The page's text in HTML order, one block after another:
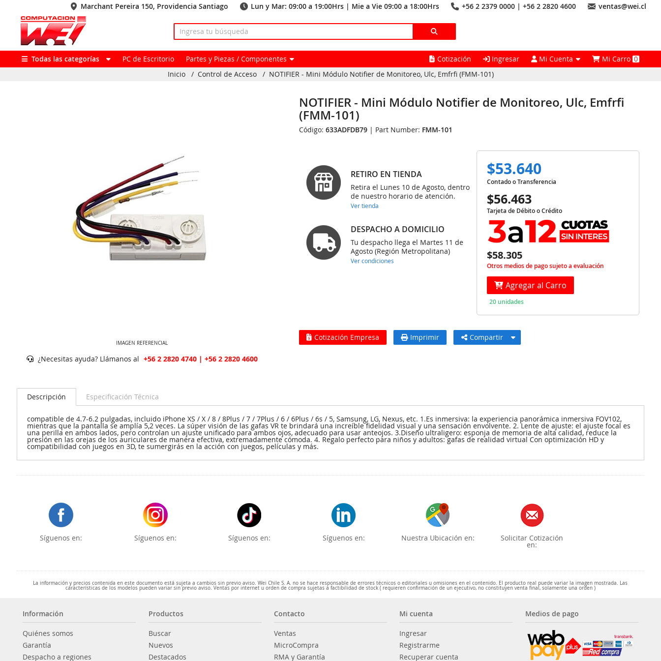
Marchant Pereira 150, Providencia Santiago Lun y Mar: 09:00 a 19:00Hrs | Mie a Vie 09:00 a 18:00Hrs +56 2 2379 0000 | +56 2 2820 4600 ventas@wei.cl
Todas las categorías PC de Escritorio Partes y Piezas / Componentes Cotización Ingresar Mi Cuenta Mi Carro0
Inicio
/ Control de Acceso / NOTIFIER - Mini Módulo Notifier de Monitoreo, Ulc, Emfrfi (FMM-101)
IMAGEN REFERENCIAL
¿Necesitas ayuda? Llámanos al +56 2 2820 4740 | +56 2 2820 4600
NOTIFIER - Mini Módulo Notifier de Monitoreo, Ulc, Emfrfi
(FMM-101)
Código:633ADFDB79 | Part Number: FMM-101
RETIRO EN TIENDA
Retira el Lunes 10 de Agosto, dentro
de nuestro horario de atención.
Ver tienda
DESPACHO A DOMICILIO
Tu despacho llega el Martes 11 de
Agosto (Región Metropolitana)
Ver condiciones
$53.640
Contado o Transferencia
$56.463
Tarjeta de Débito o Crédito
$58.305
Otros medios de pago sujeto a evaluación
Agregar al Carro
20 unidades
Cotización Empresa Imprimir Compartir
Descripción Especificación Técnica
compatible de 4.7-6.2 pulgadas, incluido iPhone XS / X / 8 / 8Plus / 7 / 7Plus / 6 / 6Plus / 6s / 5, Samsung, LG, Nexus, etc. 1.Es inmersiva: la experiencia panorámica inmersiva FOV102,
mientras que la pantalla se amplía 5,2 veces. La súper visión de las gafas VR te brindará una increíble fidelidad visual y una sensación envolvente. 2. Lente de ajuste: el ajuste focal es
una perilla en ambos lados, pero controlan un ajuste unificado para ambos ojos, adecuado para usar anteojos. 3.Diseño ultraligero: esponja de memoria de alta calidad, reduce la
presión en las orejas de los auriculares de manera efectiva, extremadamente cómoda. 4. Regalo perfecto para niños y adultos: gafas de realidad virtual Con optimización HD y
compatibilidad con juegos en 3D, te sumergirás en la acción con juegos, películas y más.
Síguenos en: Síguenos en: Síguenos en: Síguenos en: Nuestra Ubicación en: Solicitar Cotización
en:
La información y precios contenida en este documento está sujeta a cambios sin previo aviso. Wei Chile S. A. no se hace responsable de errores técnicos o editoriales u omisiones en el contenido. El producto real puede variar la imagen mostrada. Las
características de los modelos pueden variar sin previo aviso. Ventas por internet u orden de compra sujetas a factibilidad de stock ( requieren confirmación de un ejecutivo, no constituyen venta final, solamente una orden )
Información
Quiénes somos
Garantía
Despacho a regiones
Productos
Buscar
Nuevos
Destacados
Contacto
Ventas
MicroCompra
RMA y Garantía
Mi cuenta
Ingresar
Registrarme
Recuperar cuenta
Medios de pago